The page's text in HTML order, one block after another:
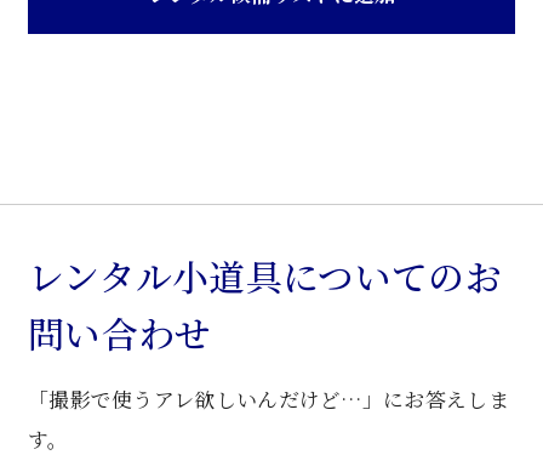
ス
シ
ッ
ク
子
レンタル小道具についてのお
問い合わせ
「撮影で使うアレ欲しいんだけど…」にお答えしま
す。